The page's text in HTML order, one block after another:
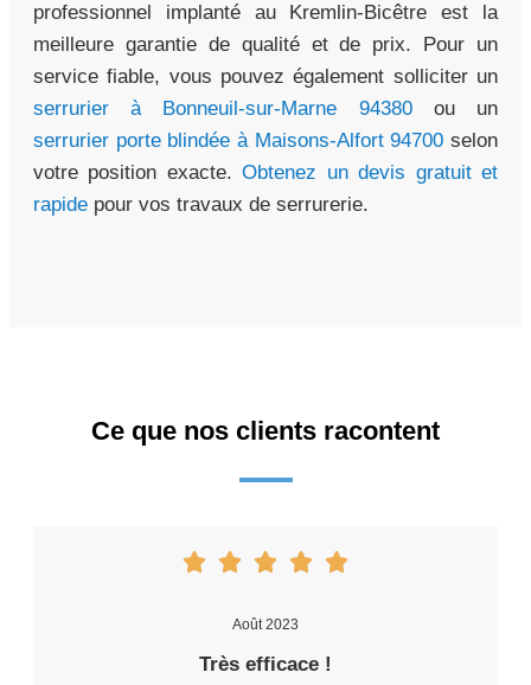
professionnel implanté au Kremlin-Bicêtre est la
meilleure garantie de qualité et de prix. Pour un
service fiable, vous pouvez également solliciter un
serrurier à Bonneuil-sur-Marne 94380ou un
serrurier porte blindée à Maisons-Alfort 94700 selon
votre position exacte.Obtenez un devis gratuit et
rapide pour vos travaux de serrurerie.
Ce que nos clients racontent
Août 2023
Très efficace !